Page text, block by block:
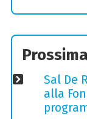
Sal De
alla